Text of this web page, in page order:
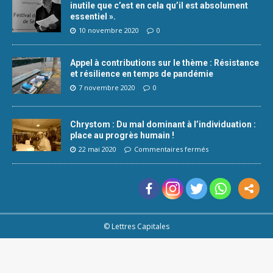
inutile que c’est en cela qu’il est absolument
essentiel ».
10 novembre 2020 0
Appel à contributions sur le thème : Résistance
et résilience en temps de pandémie
7 novembre 2020 0
Chrystom : Du mal dominant à l’individuation :
place au progrès humain !
22 mai 2020 Commentaires fermés
© Lettres Capitales